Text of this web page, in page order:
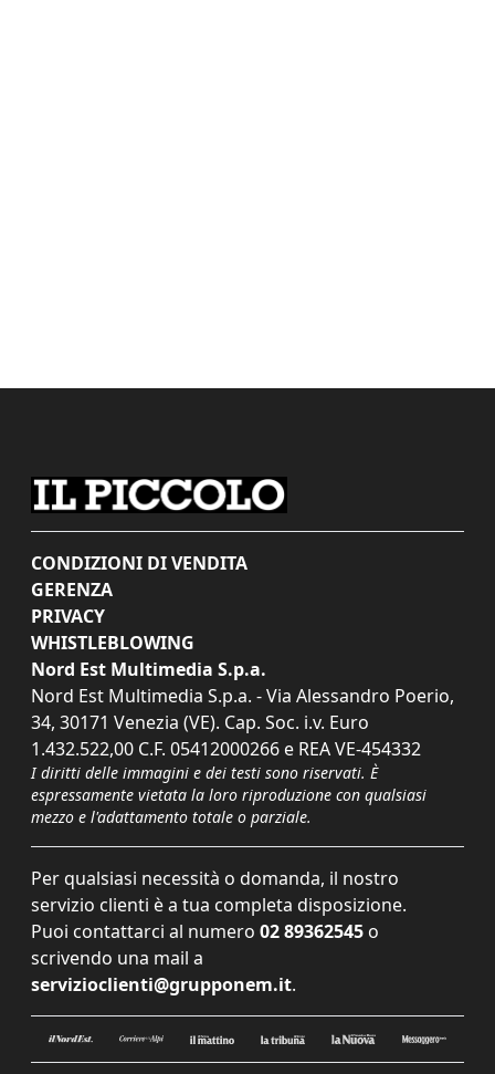
CONDIZIONI DI VENDITA
GERENZA
PRIVACY
WHISTLEBLOWING
Nord Est Multimedia S.p.a.
Nord Est Multimedia S.p.a. - Via Alessandro Poerio,
34, 30171 Venezia (VE). Cap. Soc. i.v. Euro
1.432.522,00 C.F. 05412000266 e REA VE-454332
I diritti delle immagini e dei testi sono riservati. È
espressamente vietata la loro riproduzione con qualsiasi
mezzo e l'adattamento totale o parziale.
Per qualsiasi necessità o domanda, il nostro
servizio clienti è a tua completa disposizione.
Puoi contattarci al numero 02 89362545 o
scrivendo una mail a
servizioclienti@grupponem.it.